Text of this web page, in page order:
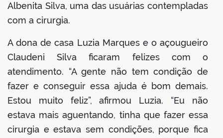
Albenita Silva, uma das usuárias contempladas
com a cirurgia.
A dona de casa Luzia Marques e o açougueiro
Claudeni Silva ficaram felizes com o
atendimento. “A gente não tem condição de
fazer e conseguir essa ajuda é bom demais.
Estou muito feliz”, afirmou Luzia. “Eu não
estava mais aguentando, tinha que fazer essa
cirurgia e estava sem condições, porque fica